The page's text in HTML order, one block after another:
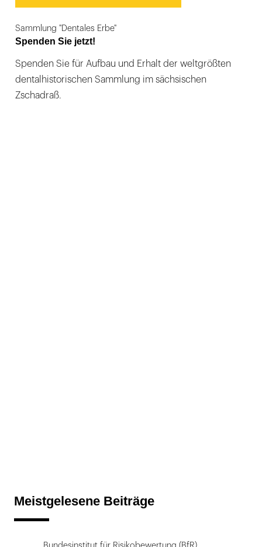
Sammlung "Dentales Erbe"
Spenden Sie jetzt!
Spenden Sie für Aufbau und Erhalt der weltgrößten
dentalhistorischen Sammlung im sächsischen
Zschadraß.
Meistgelesene Beiträge